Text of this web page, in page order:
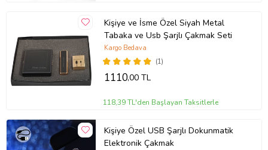
Kişiye ve İsme Özel Siyah Metal
Tabaka ve Usb Şarjlı Çakmak Seti
(1)
Kargo Bedava
1110,00 TL
118,39 TL'den Başlayan Taksitlerle
Kişiye Özel USB Şarjlı Dokunmatik
Elektronik Çakmak